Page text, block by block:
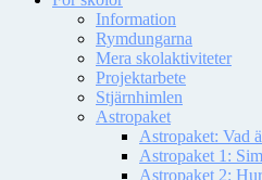
Information
Rymdungarna
Mera skolaktiviteter
Projektarbete
Stjärnhimlen
Astropaket
Astropaket: Vad
Astropaket 1:
Astropaket 2: